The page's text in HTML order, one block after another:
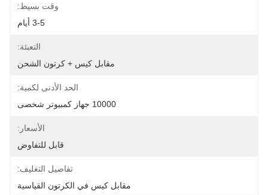
وقت بسيط:
3-5 أيام
التعبئة:
مقابل كيس + كرتون الشحن
الحد الأدنى لكمية:
10000 جهاز كمبيوتر شخصى
الأسعار:
قابل للتفاوض
تفاصيل التغليف:
مقابل كيس في الكرتون القياسية